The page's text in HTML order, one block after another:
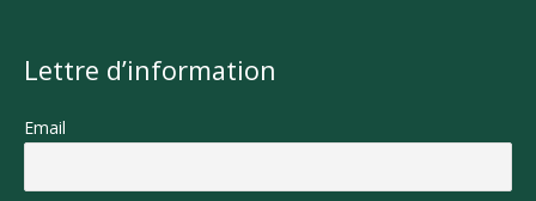
Lettre d’information
Email